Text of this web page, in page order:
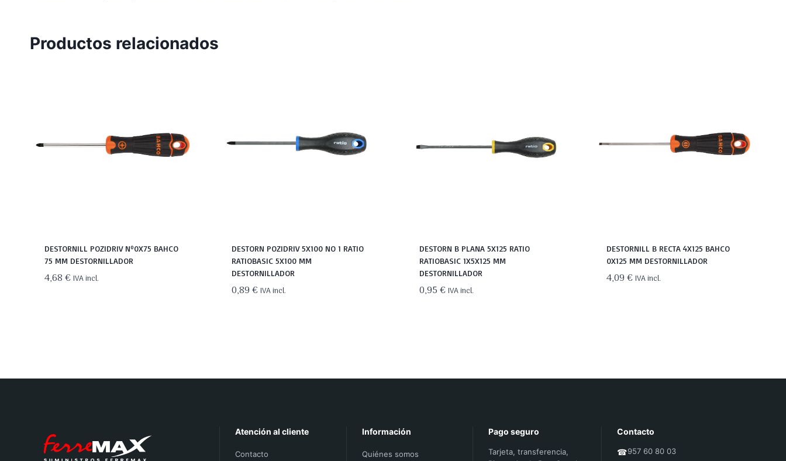
Productos relacionados
DESTORNILL POZIDRIV Nº0X75 BAHCO
75 MM DESTORNILLADOR
4,68€ IVA incl.
DESTORN POZIDRIV 5X100 NO 1 RATIO
RATIOBASIC 5X100 MM
DESTORNILLADOR
0,89€IVA incl.
DESTORN B PLANA 5X125 RATIO
RATIOBASIC 1X5X125 MM
DESTORNILLADOR
0,95€ IVA incl.
DESTORNILL B RECTA 4X125 BAHCO
0X125 MM DESTORNILLADOR
4,09€IVA incl.
Atención al cliente
Contacto
Información
Quiénes somos
Pago seguro
Tarjeta, transferencia,
Contacto
☎957 60 80 03